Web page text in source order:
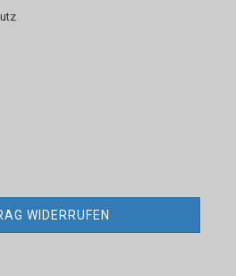
WIDERRUFEN